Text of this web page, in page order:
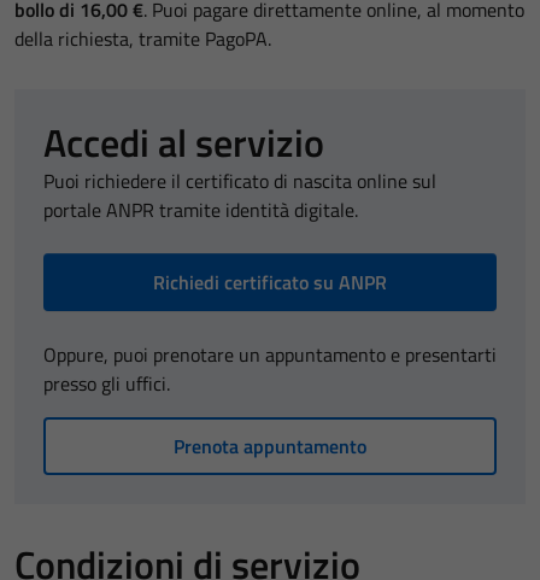
bollo di 16,00 €. Puoi pagare direttamente online, al momento
della richiesta, tramite PagoPA.
Accedi al servizio
Puoi richiedere il certificato di nascita online sul
portale ANPR tramite identità digitale.
Richiedi certificato su ANPR
Oppure, puoi prenotare un appuntamento e presentarti
presso gli uffici.
Prenota appuntamento
Condizioni di servizio